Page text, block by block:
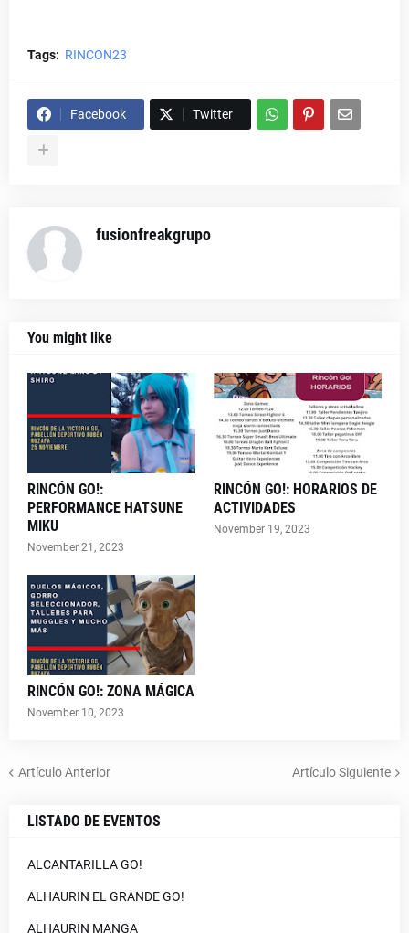
Tags: RINCON23
Facebook Twitter
fusionfreakgrupo
You might like
RINCÓN GO!:
PERFORMANCE HATSUNE
MIKU
November 21, 2023
RINCÓN GO!: HORARIOS DE
ACTIVIDADES
November 19, 2023
RINCÓN GO!: ZONA MÁGICA
November 10, 2023
Artículo Anterior Artículo Siguiente
LISTADO DE EVENTOS
ALCANTARILLA GO!
ALHAURIN EL GRANDE GO!
ALHAURIN MANGA